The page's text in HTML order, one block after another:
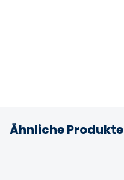
Ähnliche Produkte